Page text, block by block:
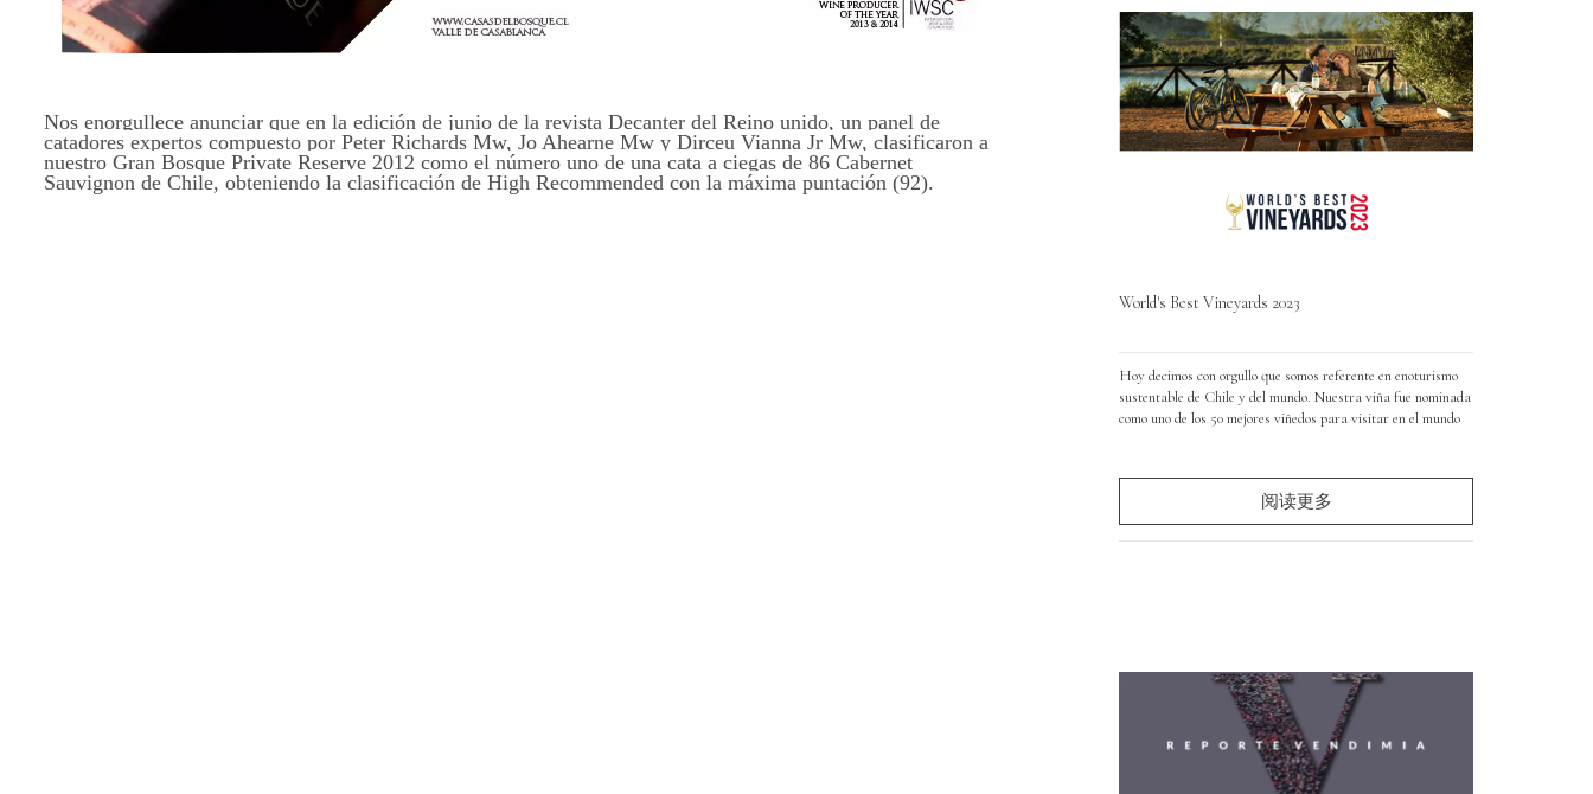
Nos enorgullece anunciar que en la edición de junio de la revista Decanter del Reino unido, un panel de
catadores expertos compuesto por Peter Richards Mw, Jo Ahearne Mw y Dirceu Vianna Jr Mw, clasificaron a
nuestro Gran Bosque Private Reserve 2012 como el número uno de una cata a ciegas de 86 Cabernet
Sauvignon de Chile, obteniendo la clasificación de High Recommended con la máxima puntación (92).
World's Best Vineyards 2023
Hoy decimos con orgullo que somos referente en enoturismo
sustentable de Chile y del mundo. Nuestra viña fue nominada
como uno de los 50 mejores viñedos para visitar en el mundo
阅读更多